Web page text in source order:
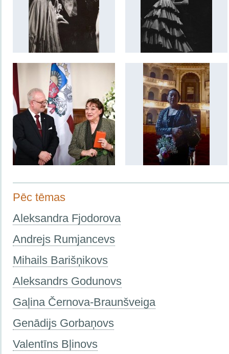
Pēc tēmas
Aleksandra Fjodorova
Andrejs Rumjancevs
Mihails Barišņikovs
Aleksandrs Godunovs
Gaļina Černova-Braunšveiga
Genādijs Gorbaņovs
Valentīns Bļinovs